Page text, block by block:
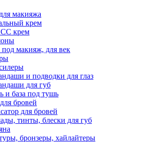
макияжа
крем
крем
под макияж, для век
и подводки для глаз
для губ
и база под тушь
бровей
для бровей
тинты, блески для губ
бронзеры, хайлайтеры